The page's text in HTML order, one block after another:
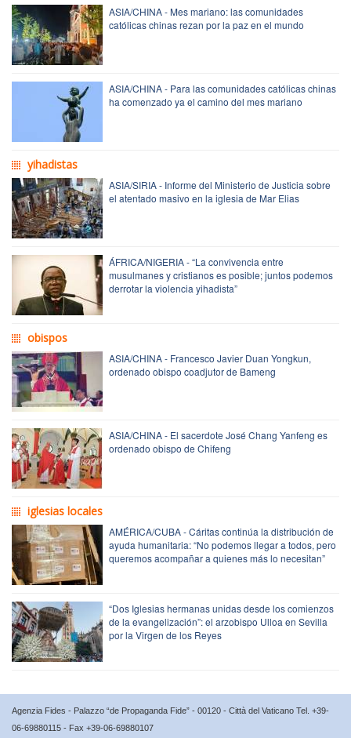
ASIA/CHINA - Mes mariano: las comunidades
católicas chinas rezan por la paz en el mundo
ASIA/CHINA - Para las comunidades católicas chinas
ha comenzado ya el camino del mes mariano
yihadistas
ASIA/SIRIA - Informe del Ministerio de Justicia sobre
el atentado masivo en la iglesia de Mar Elias
ÁFRICA/NIGERIA - “La convivencia entre
musulmanes y cristianos es posible; juntos podemos
derrotar la violencia yihadista”
obispos
ASIA/CHINA - Francesco Javier Duan Yongkun,
ordenado obispo coadjutor de Bameng
ASIA/CHINA - El sacerdote José Chang Yanfeng es
ordenado obispo de Chifeng
iglesias locales
AMÉRICA/CUBA - Cáritas continúa la distribución de
ayuda humanitaria: “No podemos llegar a todos, pero
queremos acompañar a quienes más lo necesitan”
“Dos Iglesias hermanas unidas desde los comienzos
de la evangelización”: el arzobispo Ulloa en Sevilla
por la Virgen de los Reyes
Agenzia Fides - Palazzo “de Propaganda Fide” - 00120 - Città del Vaticano Tel. +39-
06-69880115 - Fax +39-06-69880107